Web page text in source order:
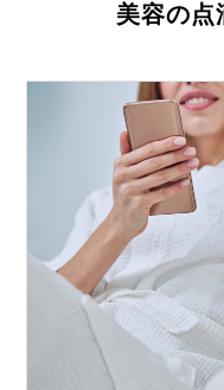
美容の点